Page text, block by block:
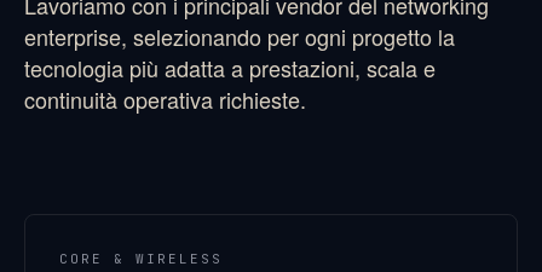
enterprise, selezionando per ogni progetto la
tecnologia più adatta a prestazioni, scala e
continuità operativa richieste.
CORE & WIRELESS